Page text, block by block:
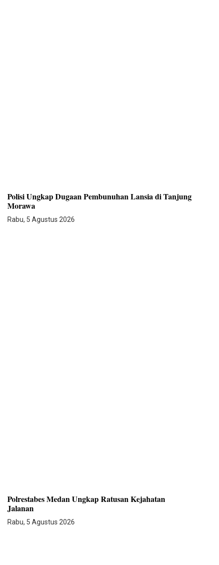
Polisi Ungkap Dugaan Pembunuhan Lansia di Tanjung
Morawa
Rabu, 5 Agustus 2026
Polrestabes Medan Ungkap Ratusan Kejahatan
Jalanan
Rabu, 5 Agustus 2026